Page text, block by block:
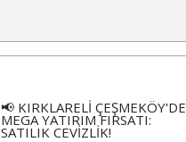
📢 KIRKLARELİ ÇEŞMEKÖY'DE
MEGA YATIRIM FIRSATI:
SATILIK CEVİZLİK!